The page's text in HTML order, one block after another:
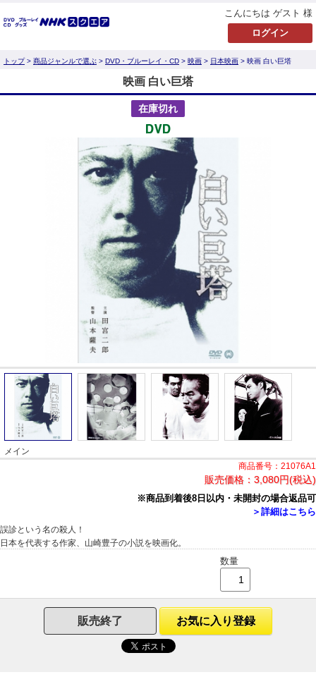
こんにちは ゲスト 様
トップ> 商品ジャンルで選ぶ > DVD・ブルーレイ・CD > 映画 > 日本映画 > 映画 白い巨塔
映画 白い巨塔
在庫切れ
メイン
商品番号：21076A1
販売価格： 3,080円(税込)
※商品到着後8日以内・未開封の場合返品可
＞詳細はこちら
誤診という名の殺人！
日本を代表する作家、山崎豊子の小説を映画化。
数量
販売終了 お気に入り登録